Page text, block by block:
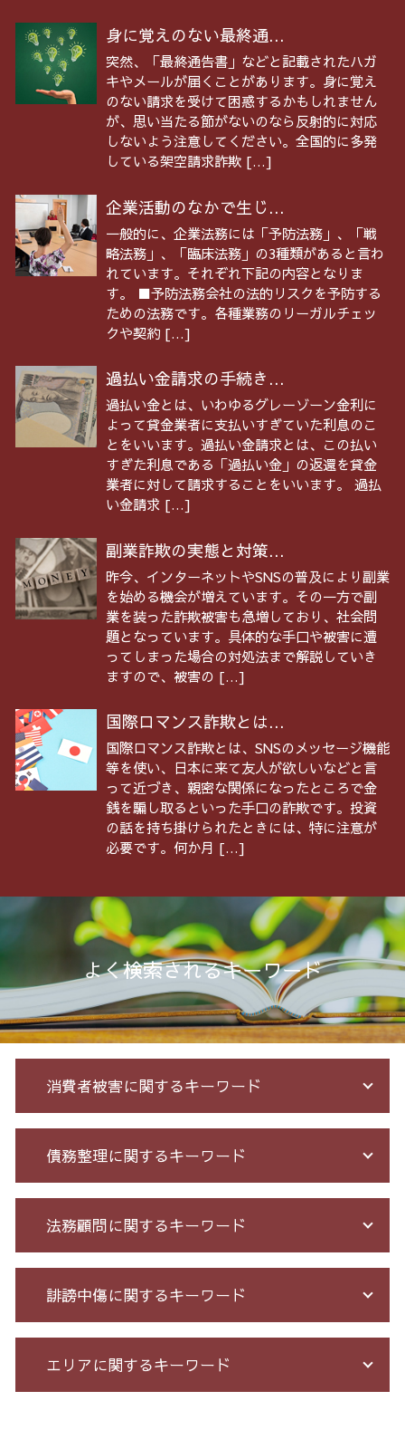
身に覚えのない最終通...
突然、「最終通告書」などと記載されたハガ
キやメールが届くことがあります。身に覚え
のない請求を受けて困惑するかもしれません
が、思い当たる節がないのなら反射的に対応
しないよう注意してください。全国的に多発
している架空請求詐欺 […]
企業活動のなかで生じ...
一般的に、企業法務には「予防法務」、「戦
略法務」、「臨床法務」の3種類があると言わ
れています。それぞれ下記の内容となりま
す。 ■予防法務会社の法的リスクを予防する
ための法務です。各種業務のリーガルチェッ
クや契約 […]
過払い金請求の手続き...
過払い金とは、いわゆるグレーゾーン金利に
よって貸金業者に支払いすぎていた利息のこ
とをいいます。過払い金請求とは、この払い
すぎた利息である「過払い金」の返還を貸金
業者に対して請求することをいいます。 過払
い金請求 […]
副業詐欺の実態と対策...
昨今、インターネットやSNSの普及により副業
を始める機会が増えています。その一方で副
業を装った詐欺被害も急増しており、社会問
題となっています。具体的な手口や被害に遭
ってしまった場合の対処法まで解説していき
ますので、被害の […]
国際ロマンス詐欺とは...
国際ロマンス詐欺とは、SNSのメッセージ機能
等を使い、日本に来て友人が欲しいなどと言
って近づき、親密な関係になったところで金
銭を騙し取るといった手口の詐欺です。投資
の話を持ち掛けられたときには、特に注意が
必要です。何か月 […]
よく検索されるキーワード
消費者被害に関するキーワード
投資 詐欺
詐欺 サクラ
詐欺 被害者 返金
投資詐欺 回収
銀行 振込 詐欺
投資 詐欺 セミナー
競馬 予想 詐欺
未公開株 詐欺
詐欺 悪質
サクラ サイト 詐欺
債務整理に関するキーワード
債務整理 和解 成立
サラ金 過払い
個人 自己破産 デメリット
個人再生 デメリット メリット
借金 自己破産 解決
借金 無料相談 電話
過払い とは
法務顧問に関するキーワード
戦略法務 とは
未払い 賃金
パワハラ 相談 解決
不当解雇 とは
誹謗中傷に関するキーワード
誹謗中傷 削除
誹謗中傷 相談
エリアに関するキーワード